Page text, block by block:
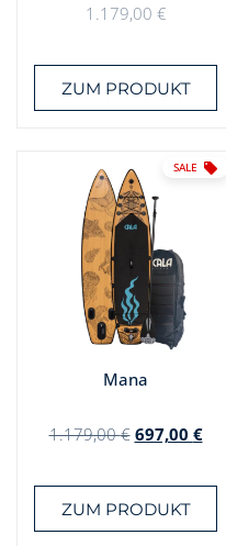
1.179,00 €
ZUM PRODUKT
SALE
Mana
1.179,00€ 697,00 €
ZUM PRODUKT